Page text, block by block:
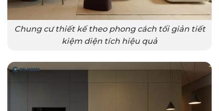
Chung cư thiết kế theo phong cách tối giản tiết
kiệm diện tích hiệu quả